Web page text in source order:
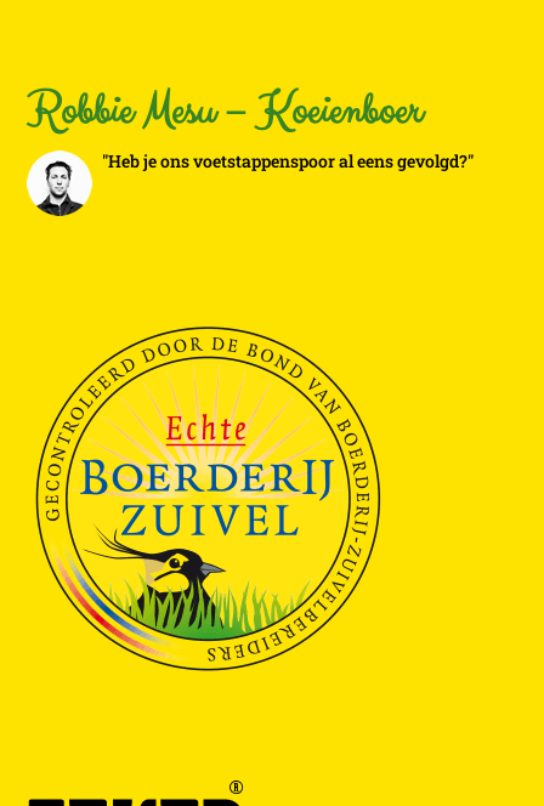
Robbie Mesu – Koeienboer
"Heb je ons voetstappenspoor al eens gevolgd?"